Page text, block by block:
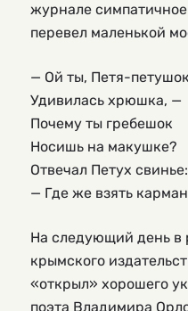
журнале
перевел маленькой
— Ой ты, Петя-
Удивилась хрюшка, —
Почему ты гребешок
Носишь на макушке?
Отвечал Петух свинье:
— Где же взять
На следующий день в
крымского
«открыл» хорошего
поэта Владимира